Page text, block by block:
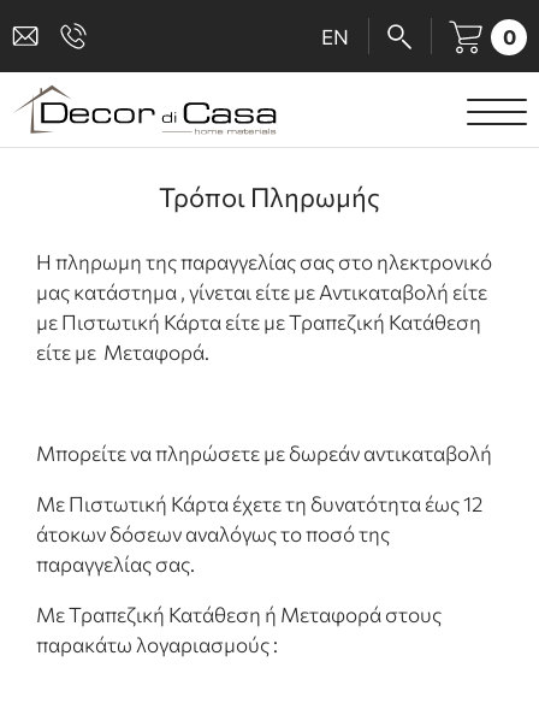
EN 0
ΕΙΔΗ ΥΓΙΕΙΝΗΣ
ΠΛΑΚΑΚΙΑ
ΚΑΜΠΙΝΕΣ
ΚΟΥΖΙΝΑ
ΑΜΕΑ
ΕΠΙΠΛΑ ΜΠΑΝΙΟΥ
ΠΟΡΤΕΣ
Τρόποι Πληρωμής
Η πληρωμη της παραγγελίας σας στο ηλεκτρονικό
μας κατάστημα , γίνεται είτε με Αντικαταβολή είτε
με Πιστωτική Κάρτα είτε με Τραπεζική Κατάθεση
είτε με Μεταφορά.
Μπορείτε να πληρώσετε με δωρεάν αντικαταβολή
Με Πιστωτική Κάρτα έχετε τη δυνατότητα έως 12
άτοκων δόσεων αναλόγως το ποσό της
παραγγελίας σας.
Με Τραπεζική Κατάθεση ή Μεταφορά στους
παρακάτω λογαριασμούς :